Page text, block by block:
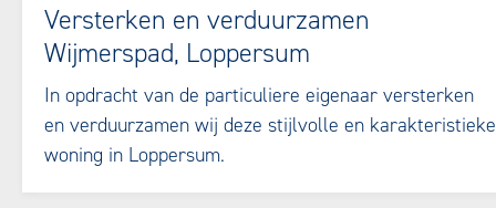
Versterken en verduurzamen
Wijmerspad, Loppersum
In opdracht van de particuliere eigenaar versterken
en verduurzamen wij deze stijlvolle en karakteristieke
woning in Loppersum.